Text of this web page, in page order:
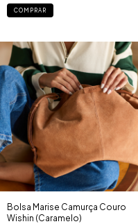
COMPRAR
Bolsa Marise Camurça Couro
Wishin (Caramelo)